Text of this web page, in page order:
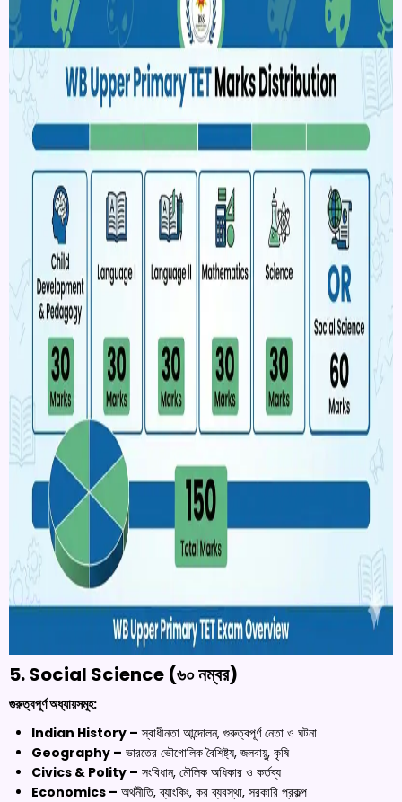
5. Social Science (৬০ নম্বর)
গুরুত্বপূর্ণ অধ্যায়সমূহ:
Indian History – স্বাধীনতা আন্দোলন, গুরুত্বপূর্ণ নেতা ও ঘটনা
Geography – ভারতের ভৌগোলিক বৈশিষ্ট্য, জলবায়ু, কৃষি
Civics & Polity – সংবিধান, মৌলিক অধিকার ও কর্তব্য
Economics – অর্থনীতি, ব্যাংকিং, কর ব্যবস্থা, সরকারি প্রকল্প